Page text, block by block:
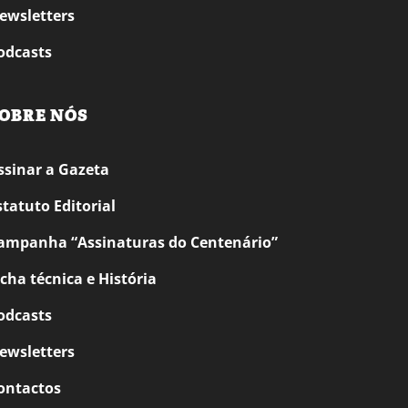
NÓS
a Gazeta
Editorial
“Assinaturas do Centenário”
técnica e História